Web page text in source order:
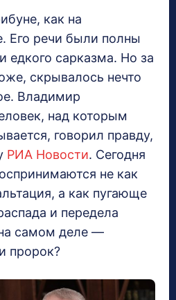
как на
Его речи были полны
едкого сарказма. Но за
скрывалось нечто
Владимир
над которым
говорил правду,
РИА Новости. Сегодня
не как
а как пугающе
и передела
самом деле —
пророк?